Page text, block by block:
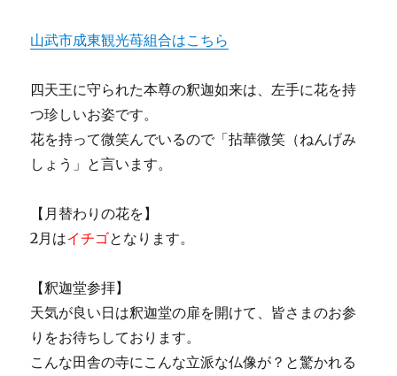
山武市成東観光苺組合はこちら
四天王に守られた本尊の釈迦如来は、左手に花を持
つ珍しいお姿です。
花を持って微笑んでいるので「拈華微笑（ねんげみ
しょう」と言います。
【月替わりの花を】
2月はイチゴとなります。
【釈迦堂参拝】
天気が良い日は釈迦堂の扉を開けて、皆さまのお参
りをお待ちしております。
こんな田舎の寺にこんな立派な仏像が？と驚かれる